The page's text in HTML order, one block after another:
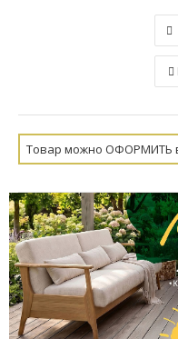
Товар можно ОФОРМИТЬ